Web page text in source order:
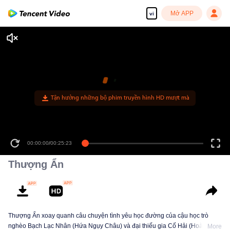
vi Mở APP
00:00:00/00:25:23
Thượng Ẩn
Thượng Ẩn xoay quanh câu chuyện tình yêu học đường của cậu học trò
nghèo Bạch Lạc Nhân (Hứa Ngụy Châu) và đại thiếu gia Cố Hải (HoàngMore